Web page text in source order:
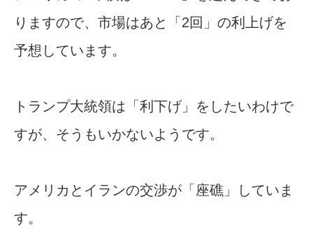
りますので、市場はあと「2回」の利上げを
予想しています。
トランプ大統領は「利下げ」をしたいわけで
すが、そうもいかないようです。
アメリカとイランの交渉が「座礁」していま
す。